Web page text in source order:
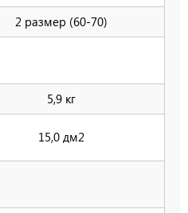
2 размер (60-70)
5,9 кг
15,0 дм2